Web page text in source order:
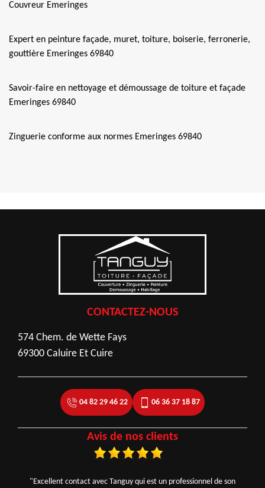
Couvreur Emeringes
Expert en peinture façade, muret, toiture, boiserie, ferronerie,
gouttière Emeringes 69840
Savoir-faire en nettoyage et démoussage de toiture et façade
Emeringes 69840
Zinguerie conforme aux normes Emeringes 69840
CONTACTEZ-NOUS
574 Chem. de Wette Fays
69300 Caluire Et Cuire
04 82 29 46 22 06 36 37 18 87
Avis de nos clients
"Excellent contact avec Tanguy qui est un professionnel de son